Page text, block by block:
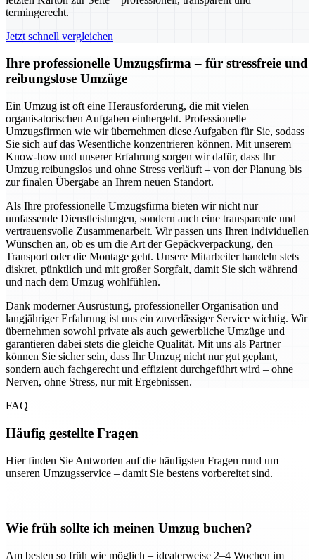
termingerecht.
Jetzt schnell vergleichen
Ihre professionelle Umzugsfirma – für stressfreie und
reibungslose Umzüge
Ein Umzug ist oft eine Herausforderung, die mit vielen
organisatorischen Aufgaben einhergeht. Professionelle
Umzugsfirmen wie wir übernehmen diese Aufgaben für Sie, sodass
Sie sich auf das Wesentliche konzentrieren können. Mit unserem
Know-how und unserer Erfahrung sorgen wir dafür, dass Ihr
Umzug reibungslos und ohne Stress verläuft – von der Planung bis
zur finalen Übergabe an Ihrem neuen Standort.
Als Ihre professionelle Umzugsfirma bieten wir nicht nur
umfassende Dienstleistungen, sondern auch eine transparente und
vertrauensvolle Zusammenarbeit. Wir passen uns Ihren individuellen
Wünschen an, ob es um die Art der Gepäckverpackung, den
Transport oder die Montage geht. Unsere Mitarbeiter handeln stets
diskret, pünktlich und mit großer Sorgfalt, damit Sie sich während
und nach dem Umzug wohlfühlen.
Dank moderner Ausrüstung, professioneller Organisation und
langjähriger Erfahrung ist uns ein zuverlässiger Service wichtig. Wir
übernehmen sowohl private als auch gewerbliche Umzüge und
garantieren dabei stets die gleiche Qualität. Mit uns als Partner
können Sie sicher sein, dass Ihr Umzug nicht nur gut geplant,
sondern auch fachgerecht und effizient durchgeführt wird – ohne
Nerven, ohne Stress, nur mit Ergebnissen.
FAQ
Häufig gestellte Fragen
Hier finden Sie Antworten auf die häufigsten Fragen rund um
unseren Umzugsservice – damit Sie bestens vorbereitet sind.
Wie früh sollte ich meinen Umzug buchen?
Am besten so früh wie möglich – idealerweise 2–4 Wochen im